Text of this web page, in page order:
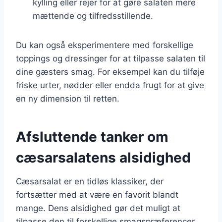
kylling eller rejer for at gøre salaten mere
mættende og tilfredsstillende.
Du kan også eksperimentere med forskellige
toppings og dressinger for at tilpasse salaten til
dine gæsters smag. For eksempel kan du tilføje
friske urter, nødder eller endda frugt for at give
en ny dimension til retten.
Afsluttende tanker om
cæsarsalatens alsidighed
Cæsarsalat er en tidløs klassiker, der
fortsætter med at være en favorit blandt
mange. Dens alsidighed gør det muligt at